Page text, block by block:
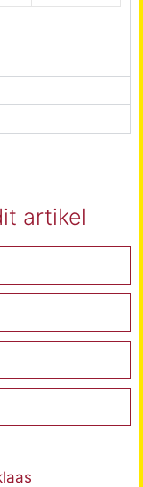
artikel